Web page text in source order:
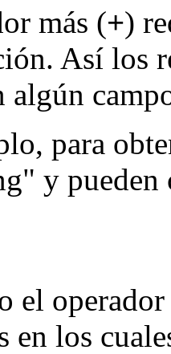
más (+)
Así los
algún
para
y
el
en los